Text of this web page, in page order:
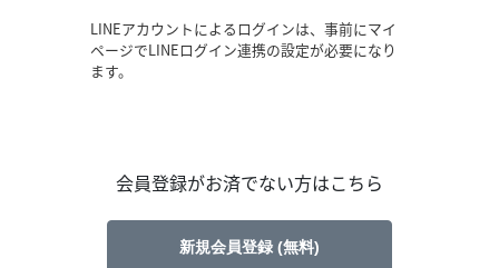
LINEアカウントによるログインは、事前にマイ
ページでLINEログイン連携の設定が必要になり
ます。
会員登録がお済でない方はこちら
新規会員登録 (無料)